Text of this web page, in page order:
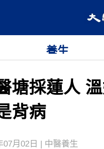
養生
塘採蓮人
背病
07月02日 | 中醫養生